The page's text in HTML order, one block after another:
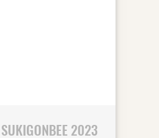
SUKIGONBEE 2023